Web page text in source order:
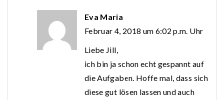
Eva Maria
Februar 4, 2018 um 6:02 p.m. Uhr
Liebe Jill,
ich bin ja schon echt gespannt auf
die Aufgaben. Hoffe mal, dass sich
diese gut lösen lassen und auch